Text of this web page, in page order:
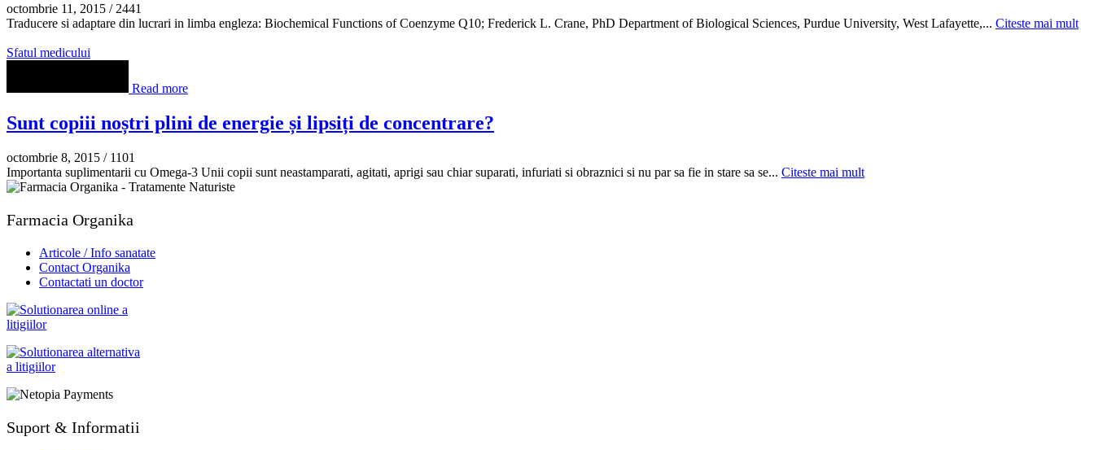
octombrie 11, 2015 / 2441
Traducere si adaptare din lucrari in limba engleza: Biochemical Functions of Coenzyme Q10; Frederick L. Crane, PhD Department of Biological Sciences, Purdue University, West Lafayette,... Citeste mai mult
Sfatul medicului
Read more
Sunt copiii noștri plini de energie și lipsiți de concentrare?
octombrie 8, 2015 / 1101
Importanta suplimentarii cu Omega-3 Unii copii sunt neastamparati, agitati, aprigi sau chiar suparati, infuriati si obraznici si nu par sa fie in stare sa se... Citeste mai mult
Farmacia Organika
Articole / Info sanatate
Contact Organika
Contactati un doctor
Suport & Informatii